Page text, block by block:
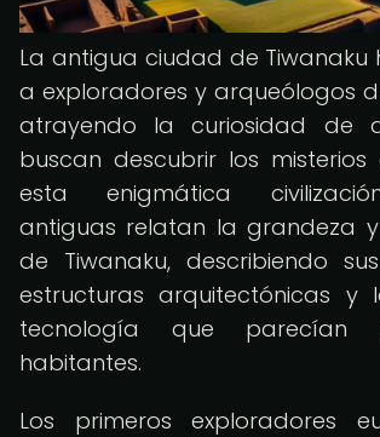
La antigua ciudad de Tiwanaku
a exploradores y arqueólogos
atrayendo la curiosidad de
buscan descubrir los misterios
esta enigmática
antiguas relatan la grandeza y
de Tiwanaku, describiendo
estructuras arquitectónicas y
tecnología que parecían
habitantes.
Los primeros exploradores